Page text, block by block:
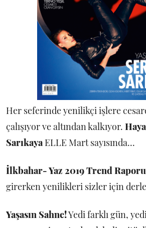
Her seferinde yenilikçi işlere
çalışıyor ve altından kalkıyor.
Sarıkaya ELLE Mart sayısında...
İlkbahar- Yaz 2019 Trend
girerken yenilikleri sizler için
Yaşasın Sahne!Yedi farklı gün,